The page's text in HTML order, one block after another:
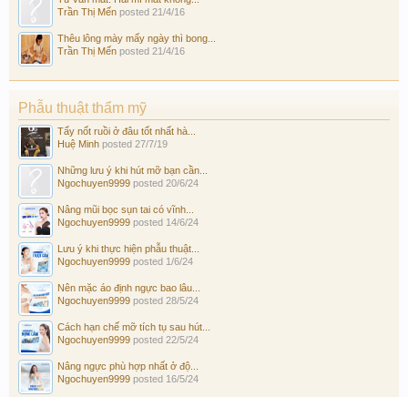
Trần Thị Mến posted 21/4/16
Thêu lông mày mấy ngày thì bong...
Trần Thị Mến posted 21/4/16
Phẫu thuật thẩm mỹ
Tẩy nốt ruồi ở đâu tốt nhất hà...
Huệ Minh posted 27/7/19
Những lưu ý khi hút mỡ bạn cần...
Ngochuyen9999 posted 20/6/24
Nâng mũi bọc sụn tai có vĩnh...
Ngochuyen9999 posted 14/6/24
Lưu ý khi thực hiện phẫu thuật...
Ngochuyen9999 posted 1/6/24
Nên mặc áo định ngực bao lâu...
Ngochuyen9999 posted 28/5/24
Cách hạn chế mỡ tích tụ sau hút...
Ngochuyen9999 posted 22/5/24
Nâng ngực phù hợp nhất ở độ...
Ngochuyen9999 posted 16/5/24